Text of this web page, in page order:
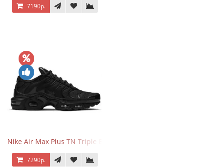
7190р.
Nike Air Max Plus TN Triple Black
7290р.